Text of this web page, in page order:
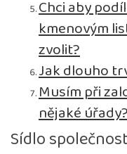
Chci aby
kmenovým
zvolit?
Jak dlouho
Musím při
nějaké
Sídlo